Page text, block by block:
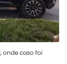
onde caso foi